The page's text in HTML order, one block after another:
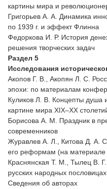
картины мира и
Григорьев А. А. Динамика
по 1939 г. и эффект Флинна
Федоркова И. Р. История
решения творческих задач
Раздел 5
Исследования
Акопов Г. В., Акопян Л. С.
эпохи: по материалам
Куликов Л. В. Концепты душа
картине мира XIX–XX
Борисова А. М. Праздник в
современников
Журавлев А. Л., Китова Д. А.
его реформам (на материале
Краснянская Т. М., Тылец В. Г.
русских народных
Сведения об авторах